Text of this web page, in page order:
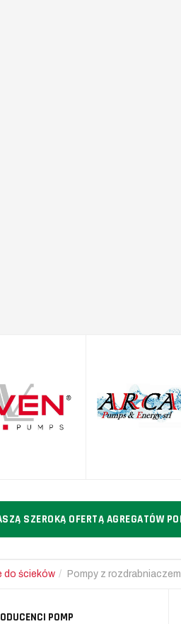
SZEROKĄ OFERTĄ AGREGATÓW
do ścieków Pompy z rozdrabniaczem
POMP